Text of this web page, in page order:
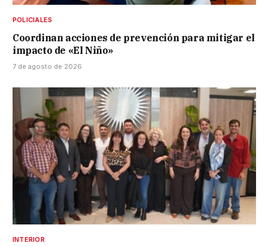
POLICIALES
Coordinan acciones de prevención para mitigar el
impacto de «El Niño»
7 de agosto de 2026
INTERIOR